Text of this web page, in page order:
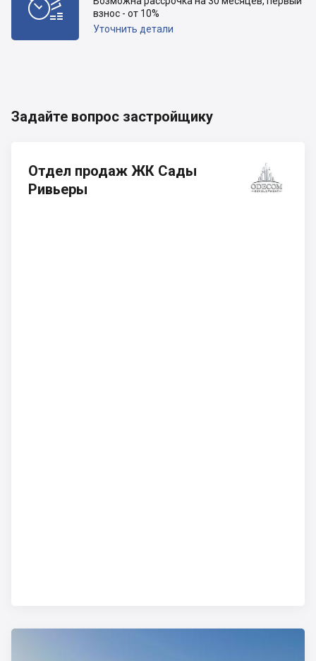

взнос - от 10%
Уточнить детали
Задайте вопрос застройщику
Отдел продаж ЖК Сады
Ривьеры